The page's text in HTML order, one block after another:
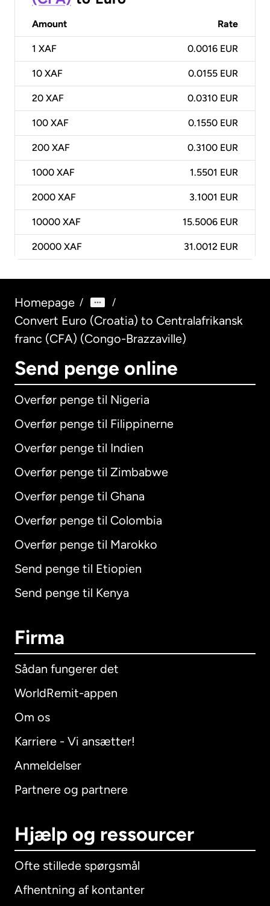
Amount Rate
1 XAF 0.0016 EUR
10 XAF 0.0155 EUR
20 XAF 0.0310 EUR
100 XAF 0.1550 EUR
200 XAF 0.3100 EUR
1000 XAF 1.5501 EUR
2000 XAF 3.1001 EUR
10000 XAF 15.5006 EUR
20000 XAF 31.0012 EUR
Homepage / /
Convert Euro (Croatia) to Centralafrikansk
franc (CFA) (Congo-Brazzaville)
Send penge online
Overfør penge til Nigeria
Overfør penge til Filippinerne
Overfør penge til Indien
Overfør penge til Zimbabwe
Overfør penge til Ghana
Overfør penge til Colombia
Overfør penge til Marokko
Send penge til Etiopien
Send penge til Kenya
Firma
Sådan fungerer det
WorldRemit-appen
Om os
Karriere - Vi ansætter!
Anmeldelser
Partnere og partnere
Hjælp og ressourcer
Ofte stillede spørgsmål
Afhentning af kontanter